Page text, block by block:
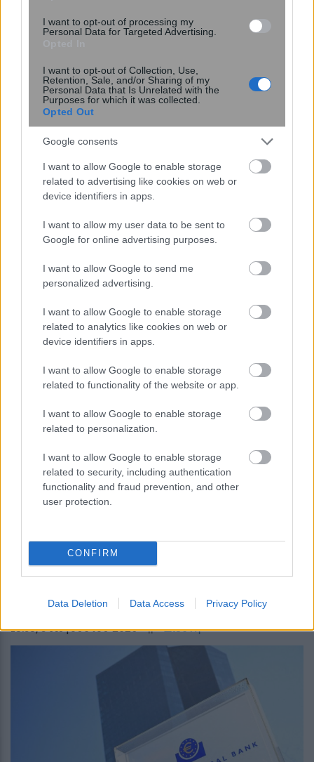
I want to opt-out of processing my
Personal Data for Targeted Advertising.
I want to opt-out of Collection, Use,
Retention, Sale, and/or Sharing of my
Personal Data that Is Unrelated with the
Purposes for which it was collected.
Opted Out
Google consents
I want to allow Google to enable storage
related to advertising like cookies on web or
device identifiers in apps.
I want to allow my user data to be sent to
Google for online advertising purposes.
I want to allow Google to send me
personalized advertising.
I want to allow Google to enable storage
related to analytics like cookies on web or
device identifiers in apps.
I want to allow Google to enable storage
related to functionality of the website or app.
I want to allow Google to enable storage
related to personalization.
I want to allow Google to enable storage
related to security, including authentication
functionality and fraud prevention, and other
user protection.
CONFIRM
Data Deletion Data Access Privacy Policy
Νέα ανάλυση δεδομένων
αποκαλύπτει ότι ο Άρης είχε
περισσότερο νερό από όσο πιστεύαμε
περισσότερα
, 4 Αυγούστου 2026 ||
Πετρέλαιο: Τσίμπησε η τιμή του brent –
Τι λένε οι αναλυτές
18:58, 3 Αυγούστου 2026 || Διεθνή